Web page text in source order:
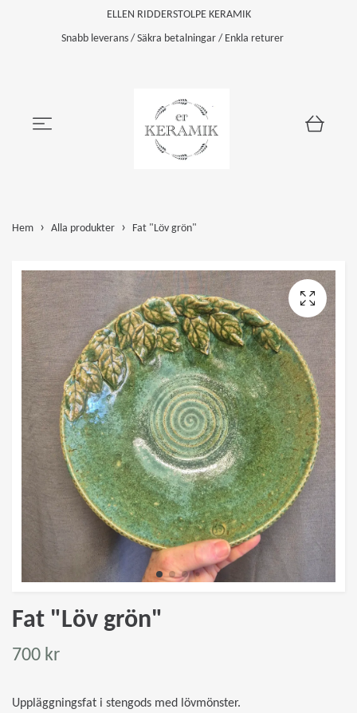
ELLEN RIDDERSTOLPE KERAMIK
Snabb leverans / Säkra betalningar / Enkla returer
Hem Alla produkter Fat "Löv grön"
Fat "Löv grön"
700 kr
Uppläggningsfat i stengods med lövmönster.